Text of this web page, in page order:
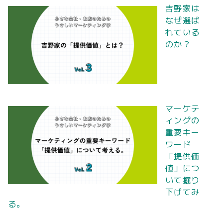
吉野家は
なぜ選ば
れている
のか？
マーケテ
ィングの
重要キー
ワード
「提供価
値」につ
いて掘り
下げてみ
る。